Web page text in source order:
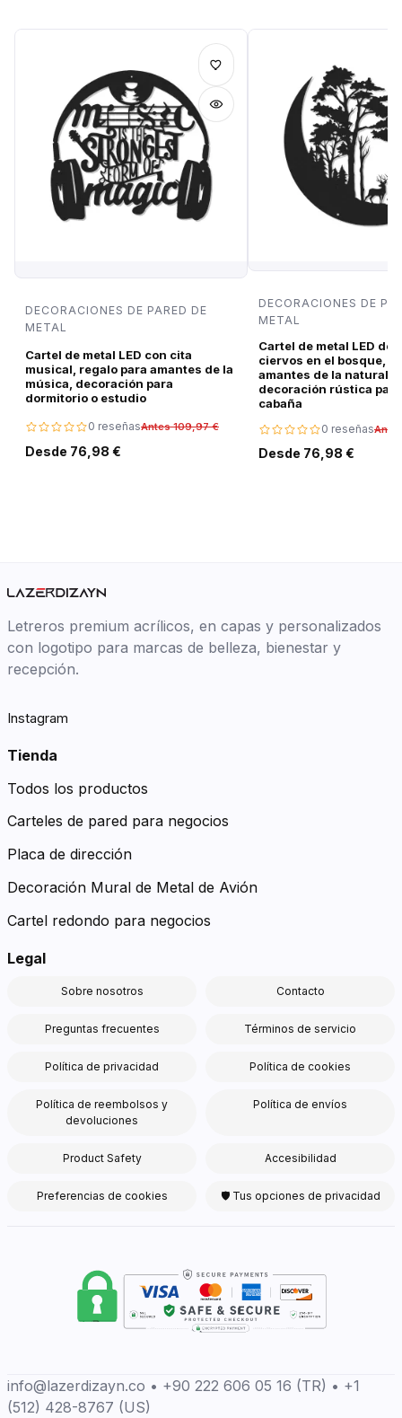
DECORACIONES DE PARED DE
METAL
Cartel de metal LED con cita
musical, regalo para amantes de la
música, decoración para
dormitorio o estudio
0 reseñasAntes 109,97 €
Desde 76,98 €
DECORACIONES DE
METAL
Cartel de metal LED de
ciervos en el bosque,
amantes de la
decoración rústica
cabaña
0 reseñas
Desde 76,98 €
Letreros premium acrílicos, en capas y personalizados
con logotipo para marcas de belleza, bienestar y
recepción.
Instagram
Tienda
Todos los productos
Carteles de pared para negocios
Placa de dirección
Decoración Mural de Metal de Avión
Cartel redondo para negocios
Legal
Sobre nosotros Contacto
Preguntas frecuentes Términos de servicio
Política de privacidad Política de cookies
Política de reembolsos y
devoluciones
Política de envíos
Product Safety Accesibilidad
Preferencias de cookies 🛡 Tus opciones de privacidad
info@lazerdizayn.co • +90 222 606 05 16 (TR) • +1
(512) 428-8767 (US)